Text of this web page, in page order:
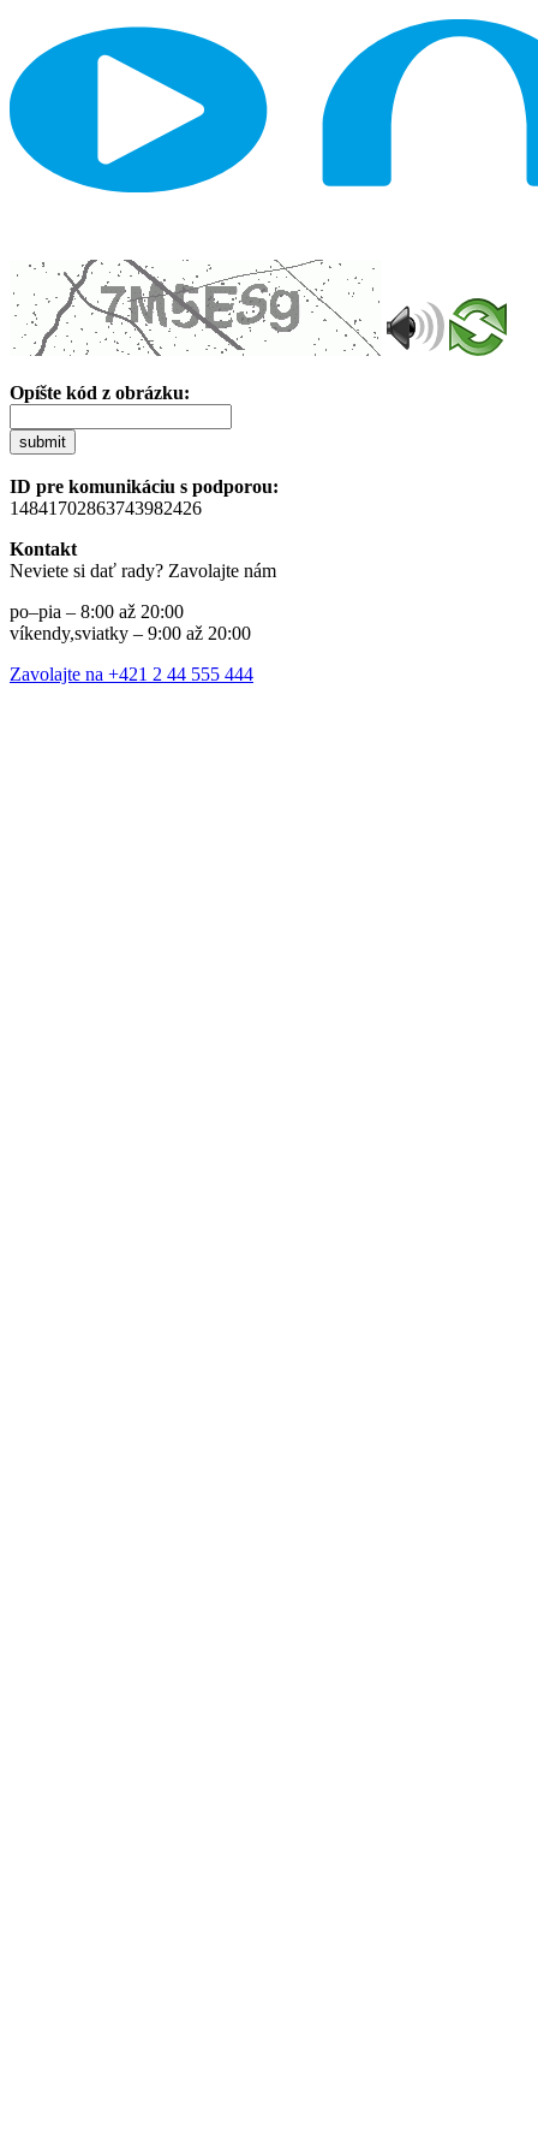
Opíšte kód z obrázku:
submit
ID pre komunikáciu s podporou:
14841702863743982426
Kontakt
Neviete si dať rady? Zavolajte nám
po–pia – 8:00 až 20:00
víkendy,sviatky – 9:00 až 20:00
Zavolajte na +421 2 44 555 444